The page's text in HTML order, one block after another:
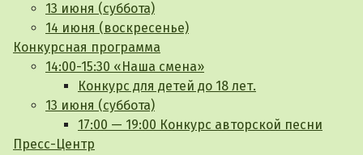
13 июня (суббота)
14 июня (воскресенье)
Конкурсная программа
14:00-15:30 «Наша смена»
Конкурс для детей до 18 лет.
13 июня (суббота)
17:00 — 19:00 Конкурс авторской песни
Пресс-Центр